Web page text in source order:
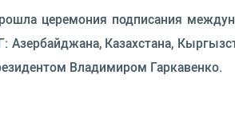
церемония подписания
Казахстана,
Владимиром Гаркавенко.